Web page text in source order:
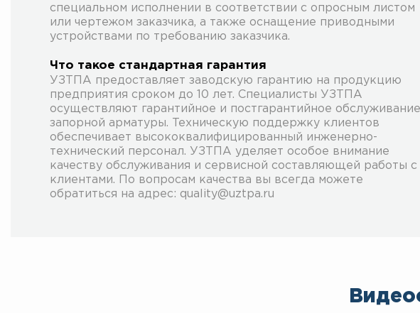
специальном исполнении в соответствии с опросным листом
или чертежом заказчика, а также оснащение приводными
устройствами по требованию заказчика.
Что такое стандартная гарантия
УЗТПА предоставляет заводскую гарантию на продукцию
предприятия сроком до 10 лет. Специалисты УЗТПА
осуществляют гарантийное и постгарантийное обслуживание
запорной арматуры. Техническую поддержку клиентов
обеспечивает высококвалифицированный инженерно-
технический персонал. УЗТПА уделяет особое внимание
качеству обслуживания и сервисной составляющей работы с
клиентами. По вопросам качества вы всегда можете
обратиться на адрес: quality@uztpa.ru